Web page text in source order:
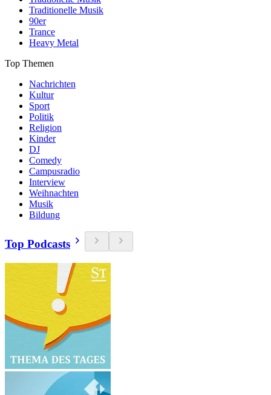
Traditionelle Musik
90er
Trance
Heavy Metal
Top Themen
Nachrichten
Kultur
Sport
Politik
Religion
Kinder
DJ
Comedy
Campusradio
Interview
Weihnachten
Musik
Bildung
Top Podcasts